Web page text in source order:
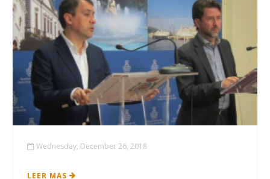
Wednesday, December 26, 2018
LEER MAS